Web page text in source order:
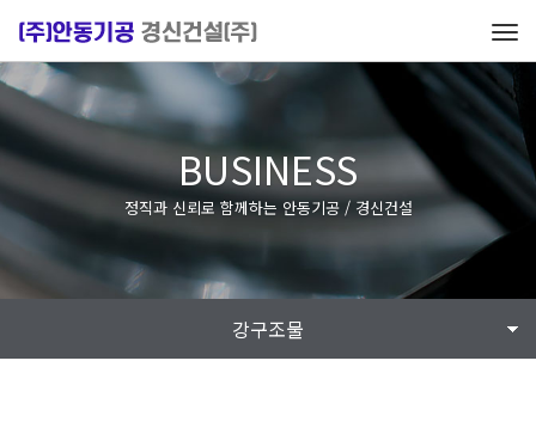
BUSINESS
정직과 신뢰로 함께하는 안동기공 / 경신건설
강구조물